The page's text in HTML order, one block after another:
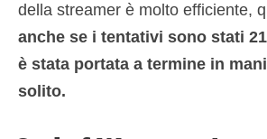
della streamer è molto efficiente,
anche se i tentativi sono stati
è stata portata a termine in
solito.